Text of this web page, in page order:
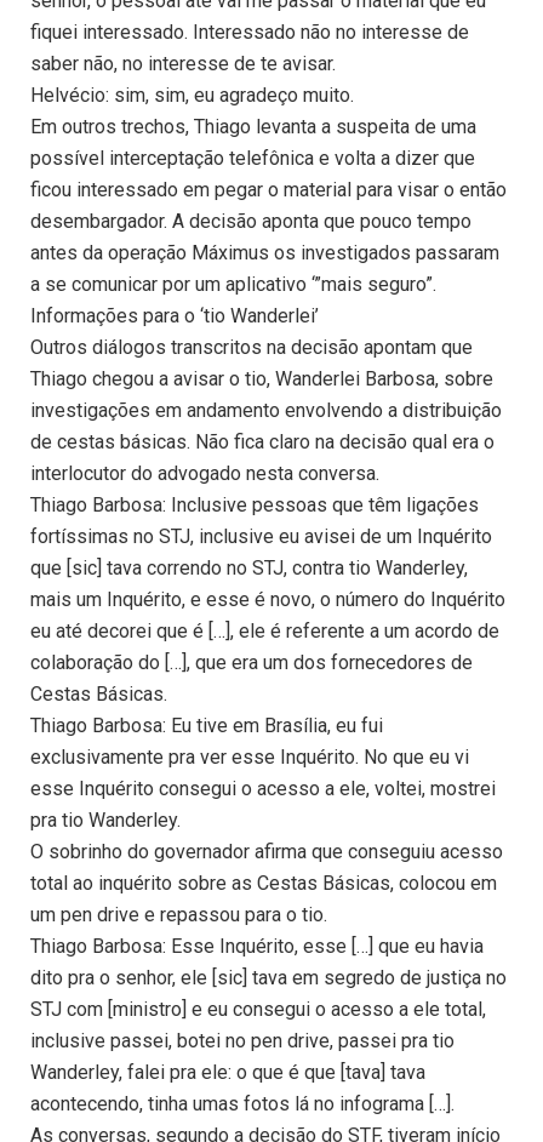
fiquei interessado. Interessado não no interesse de
saber não, no interesse de te avisar.
Helvécio: sim, sim, eu agradeço muito.
Em outros trechos, Thiago levanta a suspeita de uma
possível interceptação telefônica e volta a dizer que
ficou interessado em pegar o material para visar o então
desembargador. A decisão aponta que pouco tempo
antes da operação Máximus os investigados passaram
a se comunicar por um aplicativo ‘”mais seguro”.
Informações para o ‘tio Wanderlei’
Outros diálogos transcritos na decisão apontam que
Thiago chegou a avisar o tio, Wanderlei Barbosa, sobre
investigações em andamento envolvendo a distribuição
de cestas básicas. Não fica claro na decisão qual era o
interlocutor do advogado nesta conversa.
Thiago Barbosa: Inclusive pessoas que têm ligações
fortíssimas no STJ, inclusive eu avisei de um Inquérito
que [sic] tava correndo no STJ, contra tio Wanderley,
mais um Inquérito, e esse é novo, o número do Inquérito
eu até decorei que é […], ele é referente a um acordo de
colaboração do […], que era um dos fornecedores de
Cestas Básicas.
Thiago Barbosa: Eu tive em Brasília, eu fui
exclusivamente pra ver esse Inquérito. No que eu vi
esse Inquérito consegui o acesso a ele, voltei, mostrei
pra tio Wanderley.
O sobrinho do governador afirma que conseguiu acesso
total ao inquérito sobre as Cestas Básicas, colocou em
um pen drive e repassou para o tio.
Thiago Barbosa: Esse Inquérito, esse […] que eu havia
dito pra o senhor, ele [sic] tava em segredo de justiça no
STJ com [ministro] e eu consegui o acesso a ele total,
inclusive passei, botei no pen drive, passei pra tio
Wanderley, falei pra ele: o que é que [tava] tava
acontecendo, tinha umas fotos lá no infograma […].
As conversas, segundo a decisão do STF, tiveram início